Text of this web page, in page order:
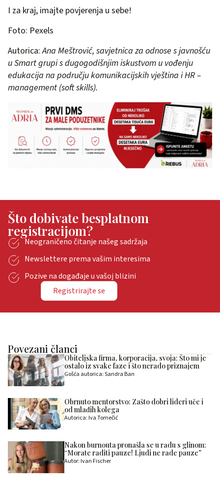
I za kraj, imajte povjerenja u sebe!
Foto: Pexels
Autorica:Ana Meštrović, savjetnica za odnose s javnošću
u Smart grupi s dugogodišnjim iskustvom u vođenju
edukacija na području komunikacijskih vještina i HR –
management (soft skills).
Što dobivate besplatnom
registracijom?
Neograničeno čitanje našeg sadržaja
Newslettere prema vašim interesima
Pozive na događaje u vašoj blizini
Registrirajte se
Povezani članci
Obiteljska firma, korporacija, svoja: Što mi je
ostalo iz svake faze i što nerado priznajem
Gošća autorica: Sandra Ban
Obrnuto mentorstvo: Zašto dobri lideri uče i
od mlađih kolega
Autorica: Iva Tomečić
Nakon burnouta pronašla se u radu s glinom:
“Morate raditi pauze! Ljudi ne rade pauze”
Autor: Ivan Fischer